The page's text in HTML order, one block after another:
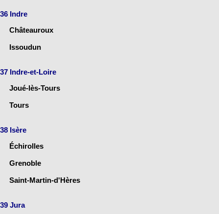
36 Indre
Châteauroux
Issoudun
37 Indre-et-Loire
Joué-lès-Tours
Tours
38 Isère
Échirolles
Grenoble
Saint-Martin-d'Hères
39 Jura